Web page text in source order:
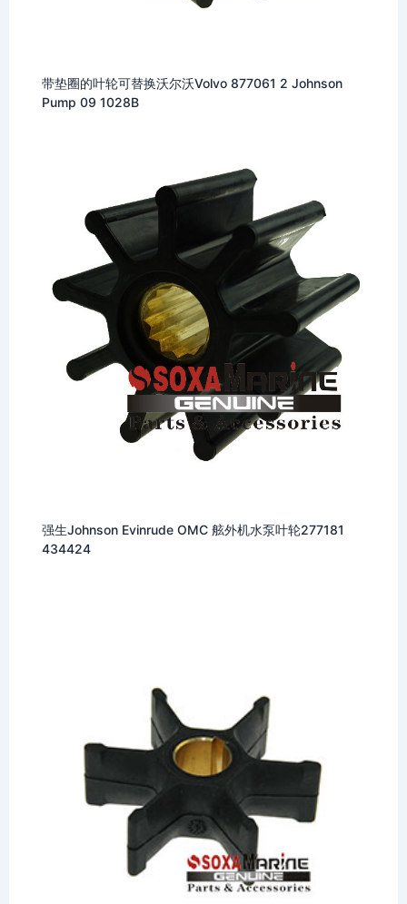
带垫圈的叶轮可替换沃尔沃Volvo 877061 2 Johnson
Pump 09 1028B
强生Johnson Evinrude OMC 舷外机水泵叶轮277181
434424